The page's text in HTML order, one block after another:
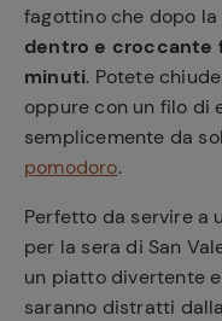
fagottino che dopo
dentro e croccante
minuti. Potete
oppure con un filo di
semplicemente da
pomodoro.
Perfetto da servire a
per la sera di San
un piatto divertente
saranno distratti